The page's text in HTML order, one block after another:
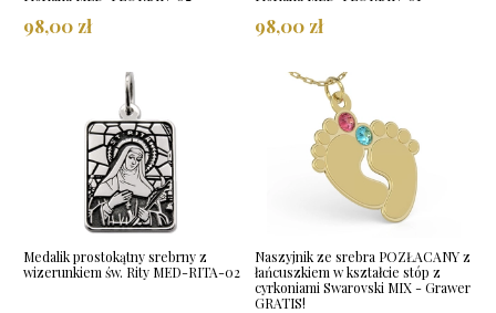
98,00 zł 98,00 zł
Medalik prostokątny srebrny z
wizerunkiem św. Rity MED-RITA-02
Naszyjnik ze srebra POZŁACANY z
łańcuszkiem w kształcie stóp z
cyrkoniami Swarovski MIX - Grawer
GRATIS!